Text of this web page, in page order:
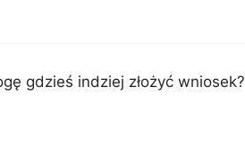
gdzieś indziej złożyć wniosek?